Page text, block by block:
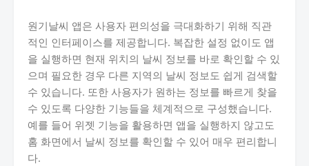
원기날씨 앱은 사용자 편의성을 극대화하기 위해 직관
적인 인터페이스를 제공합니다. 복잡한 설정 없이도 앱
을 실행하면 현재 위치의 날씨 정보를 바로 확인할 수 있
으며 필요한 경우 다른 지역의 날씨 정보도 쉽게 검색할
수 있습니다. 또한 사용자가 원하는 정보를 빠르게 찾을
수 있도록 다양한 기능들을 체계적으로 구성했습니다.
예를 들어 위젯 기능을 활용하면 앱을 실행하지 않고도
홈 화면에서 날씨 정보를 확인할 수 있어 매우 편리합니
다.